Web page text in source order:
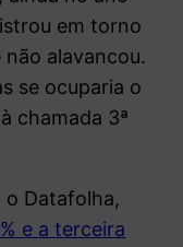
em torno
alavancou.
se ocuparia o
chamada 3ª
o Datafolha,
e a terceira